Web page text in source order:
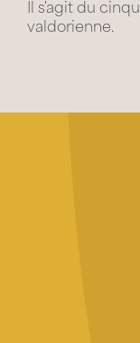
Il s'agit du
valdorienne.